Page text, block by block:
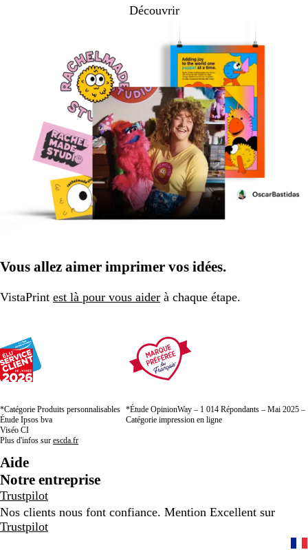
Découvrir
Vous allez aimer imprimer vos idées.
VistaPrint est là pour vous aider à chaque étape.
*Catégorie Produits personnalisables
Étude Ipsos bva
Viséo CI
Plus d'infos sur escda.fr
*Étude OpinionWay – 1 014 Répondants – Mai 2025 –
Catégorie impression en ligne
Aide
Notre entreprise
Trustpilot
Nos clients nous font confiance. Mention Excellent sur
Trustpilot